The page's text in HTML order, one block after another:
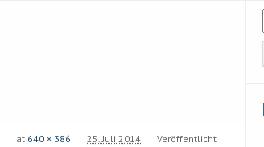
Veröffentlicht
25. Juli 2014
at 640 × 386